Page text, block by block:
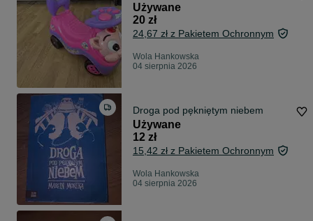
Używane
20 zł
24,67 zł z Pakietem Ochronnym
Wola Hankowska
04 sierpnia 2026
Droga pod pękniętym niebem
Używane
12 zł
15,42 zł z Pakietem Ochronnym
Wola Hankowska
04 sierpnia 2026